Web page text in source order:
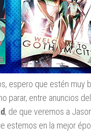
espero que estén
parar, entre anuncios
, de que veremos a
estemos en la mejor